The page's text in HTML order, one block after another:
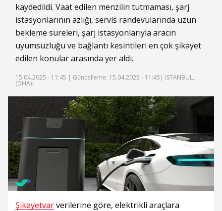
kaydedildi. Vaat edilen menzilin tutmaması, şarj
istasyonlarının azlığı, servis randevularında uzun
bekleme süreleri, şarj istasyonlarıyla aracın
uyumsuzluğu ve bağlantı kesintileri en çok şikayet
edilen konular arasında yer aldı.
15.04.2025 - 11:45 | Güncelleme: 15.04.2025 - 11:45 | İSTANBUL,
(DHA)-
Şikayetvarverilerine göre, elektrikli araçlara